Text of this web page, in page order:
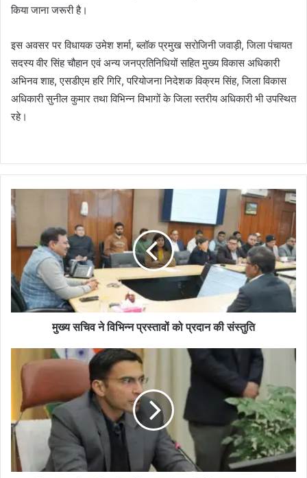
किया जाना जरूरी है।
इस अवसर पर विधायक उमेश शर्मा, ब्लॉक प्रमुख सरोजिनी जवाड़ी, जिला पंचायत
सदस्य वीर सिंह चौहान एवं अन्य जनप्रतिनिधियों सहित मुख्य विकास अधिकारी
अभिनव शाह, एसडीएम हरि गिरि, परियोजना निदेशक विक्रम सिंह, जिला विकास
अधिकारी सुनील कुमार तथा विभिन्न विभागों के जिला स्तरीय अधिकारी भी उपस्थित
रहे।
मुख्य सचिव ने विभिन्न प्रस्तावों को प्रदान की संस्तुति